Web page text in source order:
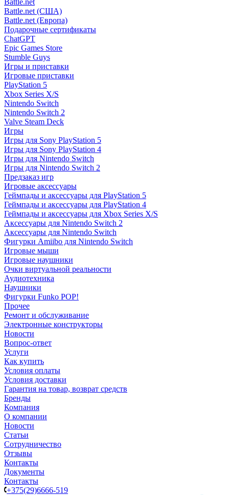
Battle.net
Battle.net (США)
Battle.net (Европа)
Подарочные сертификаты
ChatGPT
Epic Games Store
Stumble Guys
Игры и приставки
Игровые приставки
PlayStation 5
Xbox Series X/S
Nintendo Switch
Nintendo Switch 2
Valve Steam Deck
Игры
Игры для Sony PlayStation 5
Игры для Sony PlayStation 4
Игры для Nintendo Switch
Игры для Nintendo Switch 2
Предзаказ игр
Игровые аксессуары
Геймпады и аксессуары для PlayStation 5
Геймпады и аксессуары для PlayStation 4
Геймпады и аксессуары для Xbox Series X/S
Аксессуары для Nintendo Switch 2
Аксессуары для Nintendo Switch
Фигурки Amiibo для Nintendo Switch
Игровые мыши
Игровые наушники
Очки виртуальной реальности
Аудиотехника
Наушники
Фигурки Funko POP!
Прочее
Ремонт и обслуживание
Электронные конструкторы
Новости
Вопрос-ответ
Услуги
Как купить
Условия оплаты
Условия доставки
Гарантия на товар, возврат средств
Бренды
Компания
О компании
Новости
Статьи
Сотрудничество
Отзывы
Контакты
Документы
Контакты
+375(29)6666-519